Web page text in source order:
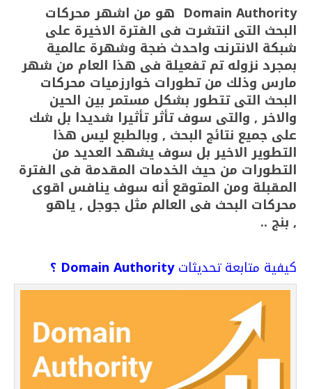
Domain Authority هو من اشهر محركات
البحث التى انتشرت فى الفترة الاخيرة على
شبكة الانترنت واحدث ضجة وشهرة عالمية
بمجرد نزوله تم تفعيلة فى هذا العام من شهر
مارس وذلك من تطورات خوارزميات محركات
البحث التى تتطور بشكل مستمر بين الحين
والاخر , والتى سوف تأثر تأثيرا شديدا بل شك
على جميع نتائج البحث , وبالطبع ليس هذا
التطوير الاخير بل سوف يشهد العديد من
التطورات من حيث الخدمات المقدمة فى الفترة
المقبلة ومن المتوقع أنه سوف ينافس اقوى
محركات البحث فى العالم مثل جوجل , ياهو
, بنج ..
كيفية متابعة تحديثاتDomain Authority ؟